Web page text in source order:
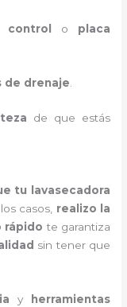
o placa
de drenaje
de que estás
tu lavasecadora
casos, realizo la
rápido te garantiza
sin tener que
y
herramientas